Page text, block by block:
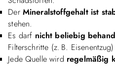
Der Mineralstoffgehalt ist
stehen.
Es darf nicht beliebig
Filterschritte (z. B.
Jede Quelle wird regelmäßig